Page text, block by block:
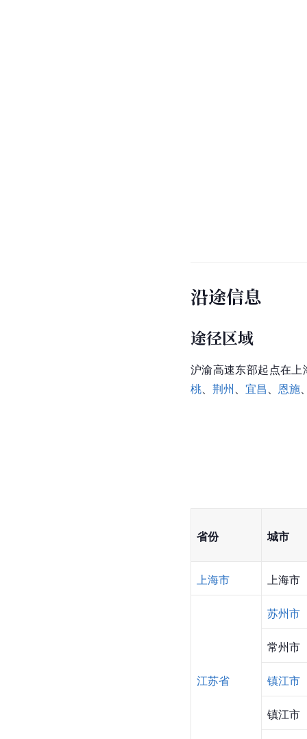
沿途信息
途径区域
沪渝高速东部起点在上
桃、 荆州 、 宜昌 、 恩施
省份 城市
上海市 上海市
江苏省
苏州市
常州市
镇江市
镇江市